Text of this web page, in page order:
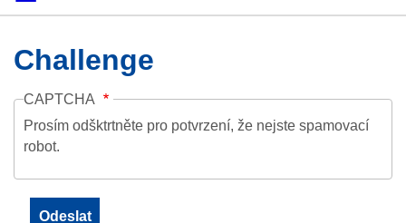
DomůKolekce
Prohlížení
Vyhledávání
O platformě
Nápověda
KontaktDigitalia
Challenge
CAPTCHA
Prosím odšktrtněte pro potvrzení, že nejste spamovací
robot.